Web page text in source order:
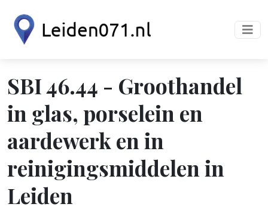
SBI 46.44 - Groothandel
in glas, porselein en
aardewerk en in
reinigingsmiddelen in
Leiden